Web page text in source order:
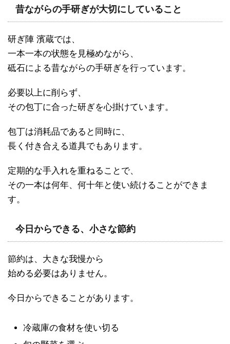
昔ながらの手研ぎが大切にしていること
研ぎ陣 濱蔵では、
一本一本の状態を見極めながら、
砥石による昔ながらの手研ぎを行っています。
必要以上に削らず、
その包丁に合った研ぎを心掛けています。
包丁は消耗品であると同時に、
長く付き合える道具でもあります。
定期的な手入れを重ねることで、
その一本は何年、何十年と使い続けることができま
す。
今日からできる、小さな節約
節約は、大きな我慢から
始める必要はありません。
今日からできることがあります。
冷蔵庫の食材を使い切る